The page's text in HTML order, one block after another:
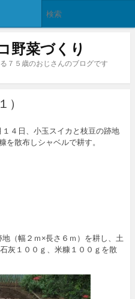
野菜づくり
７５歳のおじさんのブログです
４日、小玉スイカと枝豆の跡地
を散布しシャベルで耕す。
（幅２ｍ×長さ６ｍ）を耕し、土
灰１００ｇ、米糠１００ｇを散